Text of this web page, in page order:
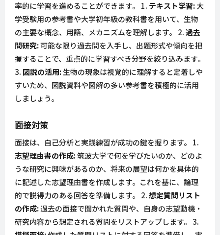
率的に学習を進めることができます。 1. テキスト学習:大
学受験用の参考書や大学初年級の教科書を用いて、生物
の主要な概念、用語、メカニズムを理解します。 2.過去
問研究:可能な限り過去問を入手し、出題形式や傾向を把
握することで、重点的に学習すべき分野を絞り込みます。
3. 図説の活用:生物の現象は視覚的に理解すると定着しや
すいため、図説資料や図解の多い参考書を積極的に活用
しましょう。
面接対策
面接は、自己分析と実践練習が成功の鍵を握ります。 1.
志望理由書の作成:筑波大学で何を学びたいのか、どのよ
うな研究に興味があるのか、将来の展望は何かを具体的
に記述した志望理由書を作成します。これを基に、論理
的で説得力のある回答を準備します。 2.想定質問リスト
の作成:過去の面接で聞かれた質問や、自身の志望動機・
研究内容から想定される質問をリストアップします。 3.